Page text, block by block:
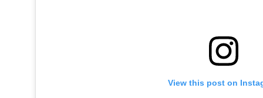
View this post on